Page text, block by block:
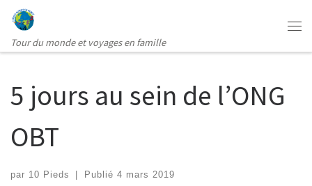
Passer au contenu
Tour du monde et voyages en famille
5 jours au sein de l’ONG
OBT
par 10 Pieds | Publié 4 mars 2019